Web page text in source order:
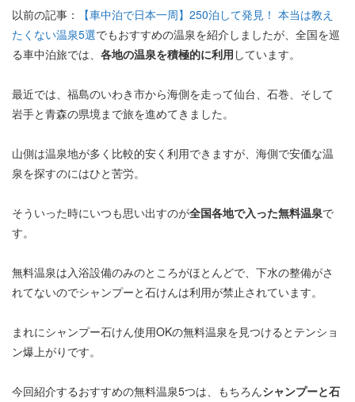
以前の記事：
【車中泊で日本一周】250泊して発見！ 本当は教え
たくない温泉5選でもおすすめの温泉を紹介しましたが、全国を巡
る車中泊旅では、 各地の温泉を積極的に利用 しています。
最近では、福島のいわき市から海側を走って仙台、石巻、そして
岩手と青森の県境まで旅を進めてきました。
山側は温泉地が多く比較的安く利用できますが、海側で安価な温
泉を探すのにはひと苦労。
そういった時にいつも思い出すのが全国各地で入った無料温泉で
す。
無料温泉は入浴設備のみのところがほとんどで、下水の整備がさ
れてないのでシャンプーと石けんは利用が禁止されています。
まれにシャンプー石けん使用OKの無料温泉を見つけるとテンショ
ン爆上がりです。
今回紹介するおすすめの無料温泉5つは、もちろんシャンプーと石